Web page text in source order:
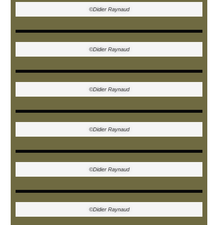
©Didier Raynaud
©Didier Raynaud
©Didier Raynaud
©Didier Raynaud
©Didier Raynaud
©Didier Raynaud